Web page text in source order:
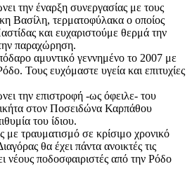
την έναρξη συνεργασίας με τους
Βασίλη, τερματοφύλακα ο οποίος
και ευχαριστούμε θερμά την
παραχώρηση.
αμυντικό γεννημένο το 2007 με
Τους ευχόμαστε υγεία και επιτυχίες
την επιστροφή -ως όφειλε- του
στον Ποσειδώνα Καρπάθου
του ίδιου.
με τραυματισμό σε κρίσιμο χρονικό
θα έχει πάντα ανοικτές τις
νέους ποδοσφαιριστές από την Ρόδο